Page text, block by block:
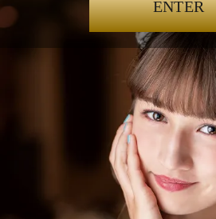
ENTER